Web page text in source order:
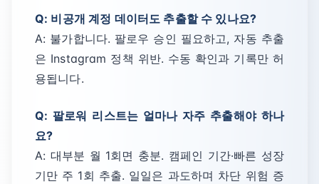
Q: 비공개 계정 데이터도 추출할 수 있나요?
A: 불가합니다. 팔로우 승인 필요하고, 자동 추출
은 Instagram 정책 위반. 수동 확인과 기록만 허
용됩니다.
Q: 팔로워 리스트는 얼마나 자주 추출해야 하나
요?
A: 대부분 월 1회면 충분. 캠페인 기간·빠른 성장
기만 주 1회 추출. 일일은 과도하며 차단 위험 증